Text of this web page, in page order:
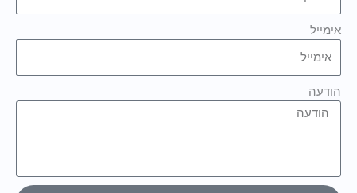
אימייל
הודעה